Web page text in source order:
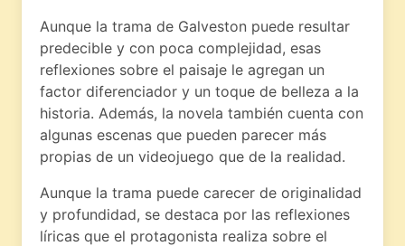
Aunque la trama de Galveston puede resultar
predecible y con poca complejidad, esas
reflexiones sobre el paisaje le agregan un
factor diferenciador y un toque de belleza a la
historia. Además, la novela también cuenta con
algunas escenas que pueden parecer más
propias de un videojuego que de la realidad.
Aunque la trama puede carecer de originalidad
y profundidad, se destaca por las reflexiones
líricas que el protagonista realiza sobre el